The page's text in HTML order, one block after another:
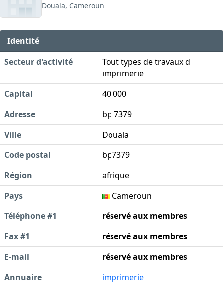
Douala, Cameroun
Identité
Secteur d'activité
Tout types de travaux d
imprimerie
Capital
40 000
Adresse
bp 7379
Ville
Douala
Code postal
bp7379
Région
afrique
Pays
Cameroun
Téléphone #1
réservé aux membres
Fax #1
réservé aux membres
E-mail
réservé aux membres
Annuaire
imprimerie